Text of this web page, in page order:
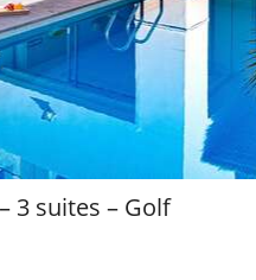
3 suites – Golf